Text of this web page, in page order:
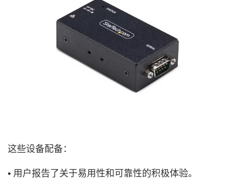
这些设备配备：
• 用户报告了关于易用性和可靠性的积极体验。